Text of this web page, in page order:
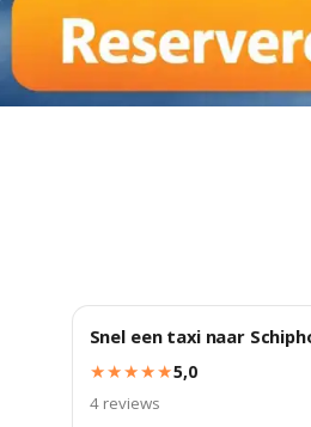
Snel een taxi naar
★★★★★5,0
4 reviews